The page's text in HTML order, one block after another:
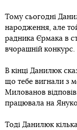
Тому сьогодні
народження, але
радника Єрмака в
вчорашній конкурс.
В кінці Данилюк
що тебе вигнали з
Милованов
працювала на
Тоді Данилюк